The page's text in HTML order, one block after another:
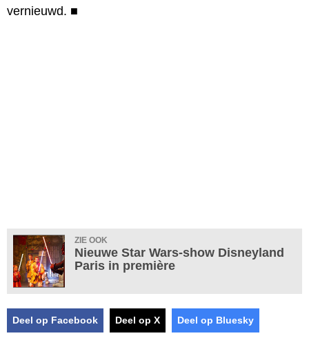
vernieuwd. ■
ZIE OOK
Nieuwe Star Wars-show Disneyland
Paris in première
Deel op Facebook Deel op X Deel op Bluesky